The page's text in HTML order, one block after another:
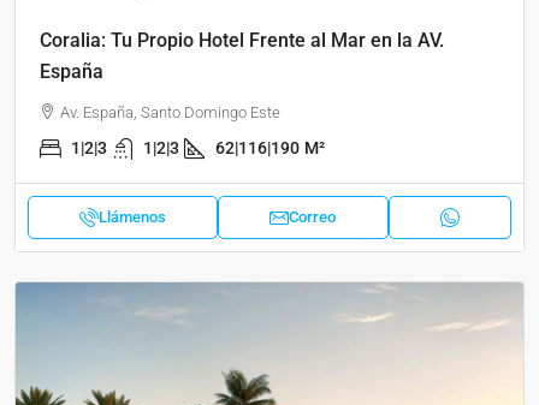
Coralia: Tu Propio Hotel Frente al Mar en la AV.
España
Av. España, Santo Domingo Este
1|2|3 1|2|3 62|116|190 M²
Llámenos Correo